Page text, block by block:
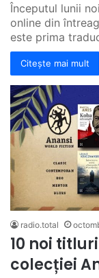
Începutul lunii
online din
este prima
Citește mai mult
radio.total
10 noi
colecției